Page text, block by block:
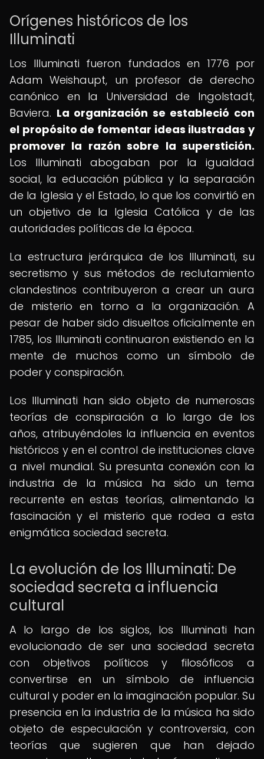
Orígenes históricos de los
Illuminati
Los Illuminati fueron fundados en 1776 por
Adam Weishaupt, un profesor de derecho
canónico en la Universidad de Ingolstadt,
Baviera. La organización se estableció con
el propósito de fomentar ideas ilustradas y
promover la razón sobre la superstición.
Los Illuminati abogaban por la igualdad
social, la educación pública y la separación
de la Iglesia y el Estado, lo que los convirtió en
un objetivo de la Iglesia Católica y de las
autoridades políticas de la época.
La estructura jerárquica de los Illuminati, su
secretismo y sus métodos de reclutamiento
clandestinos contribuyeron a crear un aura
de misterio en torno a la organización. A
pesar de haber sido disueltos oficialmente en
1785, los Illuminati continuaron existiendo en la
mente de muchos como un símbolo de
poder y conspiración.
Los Illuminati han sido objeto de numerosas
teorías de conspiración a lo largo de los
años, atribuyéndoles la influencia en eventos
históricos y en el control de instituciones clave
a nivel mundial. Su presunta conexión con la
industria de la música ha sido un tema
recurrente en estas teorías, alimentando la
fascinación y el misterio que rodea a esta
enigmática sociedad secreta.
La evolución de los Illuminati: De
sociedad secreta a influencia
cultural
A lo largo de los siglos, los Illuminati han
evolucionado de ser una sociedad secreta
con objetivos políticos y filosóficos a
convertirse en un símbolo de influencia
cultural y poder en la imaginación popular. Su
presencia en la industria de la música ha sido
objeto de especulación y controversia, con
teorías que sugieren que han dejado